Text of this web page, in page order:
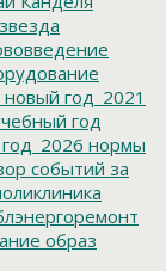
новый год_2021
год
нормы
событий за
образ